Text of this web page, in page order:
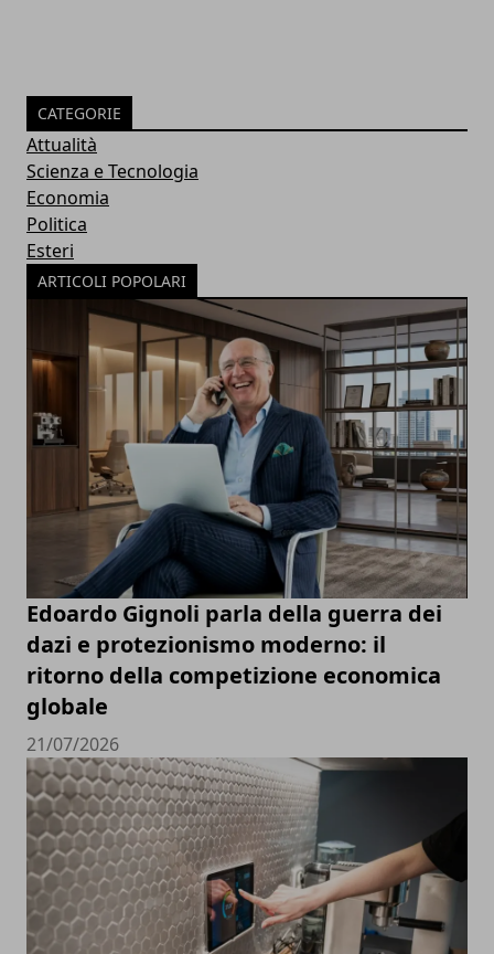
CATEGORIE
Attualità
Scienza e Tecnologia
Economia
Politica
Esteri
ARTICOLI POPOLARI
Edoardo Gignoli parla della guerra dei
dazi e protezionismo moderno: il
ritorno della competizione economica
globale
21/07/2026